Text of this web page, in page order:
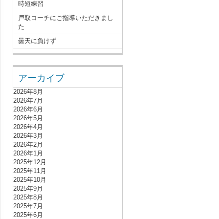
時短練習
戸取コーチにご指導いただきまし
た
曇天に負けず
アーカイブ
2026年8月
2026年7月
2026年6月
2026年5月
2026年4月
2026年3月
2026年2月
2026年1月
2025年12月
2025年11月
2025年10月
2025年9月
2025年8月
2025年7月
2025年6月